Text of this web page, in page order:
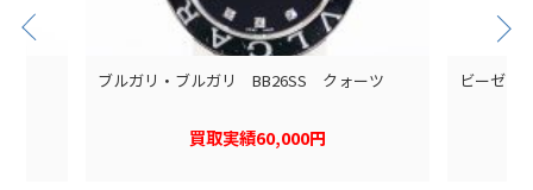
ブルガリ・ブルガリ BB26SS クォーツ
買取実績60,000円
ビーゼ